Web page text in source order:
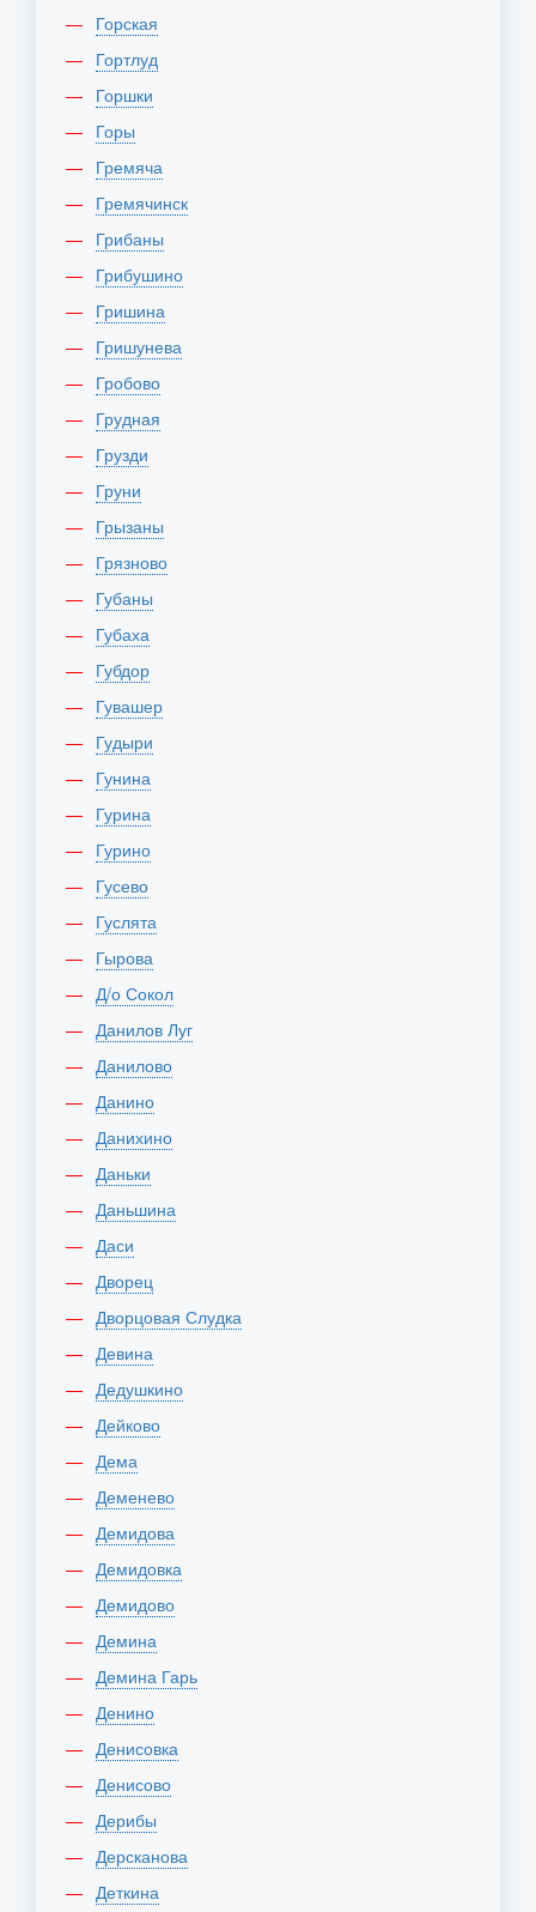
Горская
Гортлуд
Горшки
Горы
Гремяча
Гремячинск
Грибаны
Грибушино
Гришина
Гришунева
Гробово
Грудная
Грузди
Груни
Грызаны
Грязново
Губаны
Губаха
Губдор
Гувашер
Гудыри
Гунина
Гурина
Гурино
Гусево
Гуслята
Гырова
Д/о Сокол
Данилов Луг
Данилово
Данино
Данихино
Даньки
Даньшина
Даси
Дворец
Дворцовая Слудка
Девина
Дедушкино
Дейково
Дема
Деменево
Демидова
Демидовка
Демидово
Демина
Демина Гарь
Денино
Денисовка
Денисово
Дерибы
Дерсканова
Деткина